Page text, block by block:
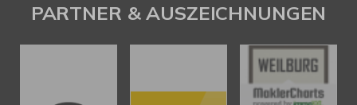
PARTNER & AUSZEICHNUNGEN